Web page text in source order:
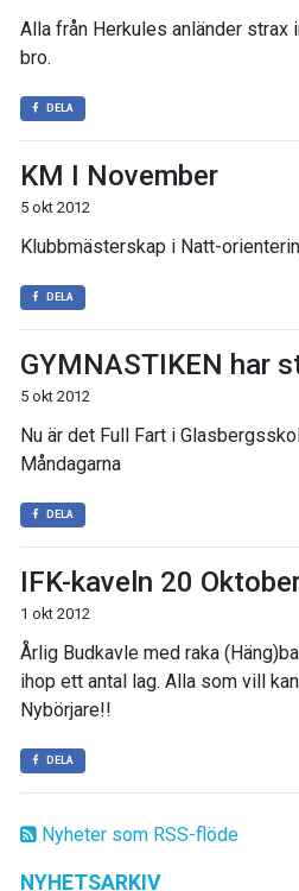
Nyheter som RSS-flöde
NYHETSARKIV
Alla från Herkules anländer strax
bro.
DELA
KM I November
5 okt 2012
Klubbmästerskap i Natt-
DELA
GYMNASTIKEN har
5 okt 2012
Nu är det Full Fart i
Måndagarna
DELA
IFK-kaveln 20
1 okt 2012
Årlig Budkavle med raka
ihop ett antal lag. Alla som vill
Nybörjare!!
DELA